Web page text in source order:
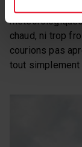
chaud, ni trop
courions pas
tout simplement